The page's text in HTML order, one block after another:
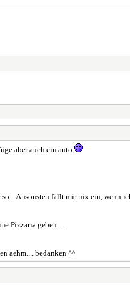
aber auch ein auto
Ansonsten fällt mir nix ein, wenn
Pizzaria geben....
aehm.... bedanken ^^